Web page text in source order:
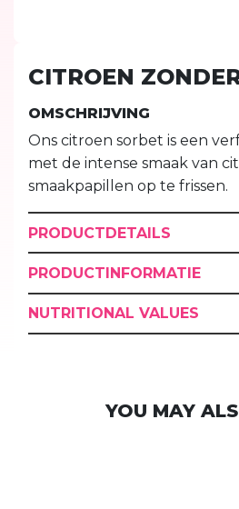
CITROEN
OMSCHRIJVING
Ons citroen sorbet is een
met de intense smaak van
smaakpapillen op te frissen.
PRODUCTDETAILS
PRODUCTINFORMATIE
NUTRITIONAL VALUES
YOU MAY